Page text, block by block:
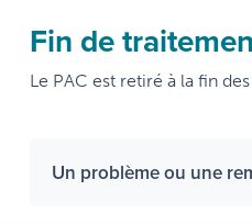
Fin de
Le PAC est retiré à la fin
Un problème ou une